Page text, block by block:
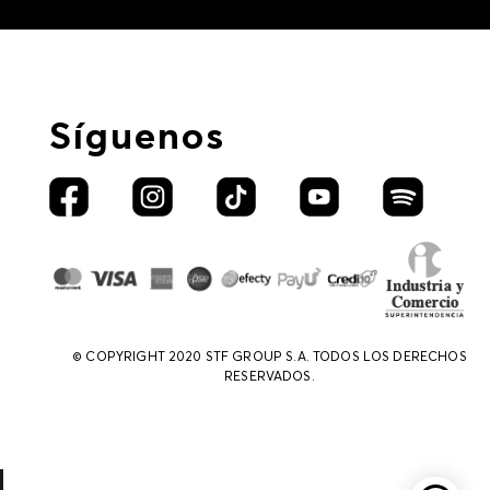
Síguenos
© COPYRIGHT 2020 STF GROUP S.A. TODOS LOS DERECHOS
RESERVADOS.